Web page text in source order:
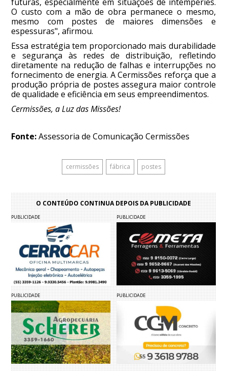
O custo com a mão de obra permanece o mesmo,
mesmo com postes de maiores dimensões e
espessuras", afirmou.
Essa estratégia tem proporcionado mais durabilidade
e segurança às redes de distribuição, refletindo
diretamente na redução de falhas e interrupções no
fornecimento de energia. A Cermissões reforça que a
produção própria de postes assegura maior controle
de qualidade e eficiência em seus empreendimentos.
Cermissões, a Luz das Missões!
Fonte:Assessoria de Comunicação Cermissões
cermissões fábrica postes
O CONTEÚDO CONTINUA DEPOIS DA PUBLICIDADE
PUBLICIDADE PUBLICIDADE
PUBLICIDADE PUBLICIDADE